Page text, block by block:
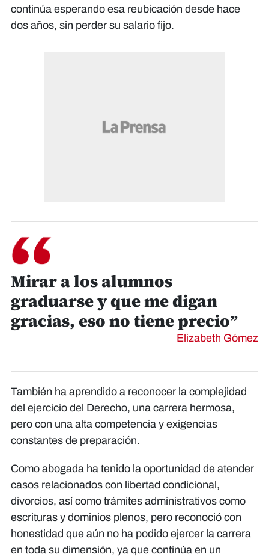
continúa esperando esa reubicación desde hace
dos años, sin perder su salario fijo.
Mirar a los alumnos
graduarse y que me digan
gracias, eso no tiene precio”
Elizabeth Gómez
También ha aprendido a reconocer la complejidad
del ejercicio del Derecho, una carrera hermosa,
pero con una alta competencia y exigencias
constantes de preparación.
Como abogada ha tenido la oportunidad de atender
casos relacionados con libertad condicional,
divorcios, así como trámites administrativos como
escrituras y dominios plenos, pero reconoció con
honestidad que aún no ha podido ejercer la carrera
en toda su dimensión, ya que continúa en un